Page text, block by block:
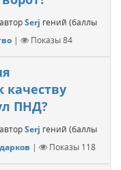
авторSerj гений (баллы
| Показы84
качеству
ПНД?
авторSerj гений (баллы
| Показы 118